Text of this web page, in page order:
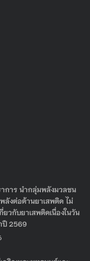
การ นำกลุ่มพลังมวลชน
ลังต่อต้านยาเสพติด ไม่
ยวกับยาเสพติดเนื่องในวัน
ปี 2569